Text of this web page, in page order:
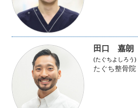
田口 嘉朗
(たぐちよしろう)
たぐち整骨院